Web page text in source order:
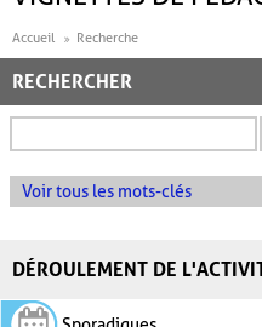
Accueil Recherche
RECHERCHER
Voir tous les mots-clés
DÉROULEMENT DE